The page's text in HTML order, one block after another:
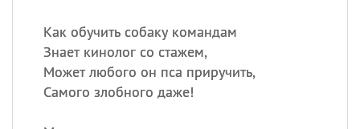
Как обучить собаку командам
Знает кинолог со стажем,
Может любого он пса приручить,
Самого злобного даже!